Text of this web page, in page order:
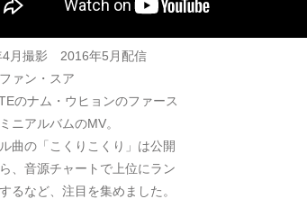
4月撮影 2016年5月配信
ァン・スア
のナム・ウヒョンのファース
ニアルバムのMV。
曲の「こくりこくり」は公開
、音源チャートで上位にラン
るなど、注目を集めました。